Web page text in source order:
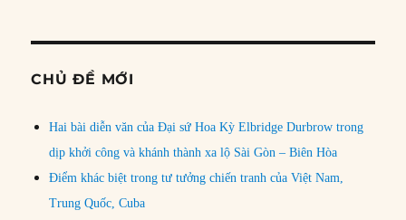
CHỦ ĐỀ MỚI
Hai bài diễn văn của Đại sứ Hoa Kỳ Elbridge Durbrow trong
dịp khởi công và khánh thành xa lộ Sài Gòn – Biên Hòa
Điểm khác biệt trong tư tưởng chiến tranh của Việt Nam,
Trung Quốc, Cuba